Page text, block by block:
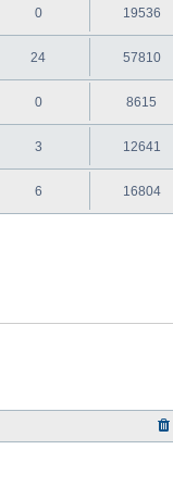
0 19536
24 57810
0 8615
3 12641
6 16804